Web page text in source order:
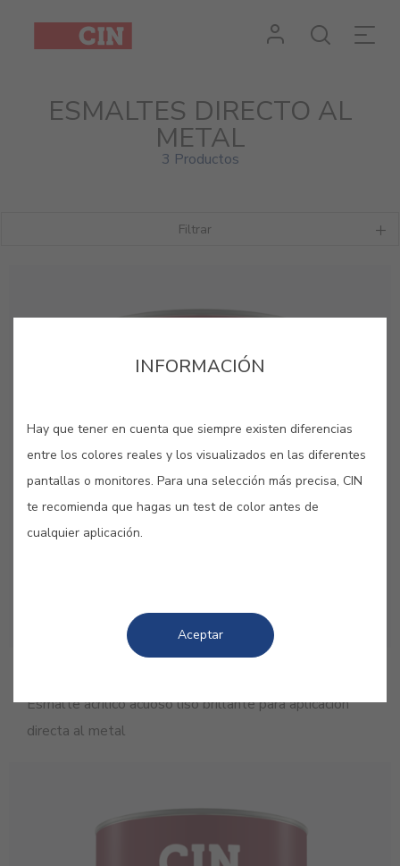
ESMALTES DIRECTO AL
METAL
3 Productos
Filtrar
Esmalte acrílico acuoso liso brillante para aplicación
directa al metal
INFORMACIÓN
Hay que tener en cuenta que siempre existen diferencias
entre los colores reales y los visualizados en las diferentes
pantallas o monitores. Para una selección más precisa, CIN
te recomienda que hagas un test de color antes de
cualquier aplicación.
Aceptar